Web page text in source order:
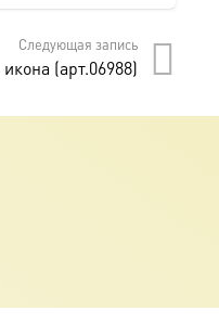
вариаций.
Опции
Следующая запись
(арт.06988)